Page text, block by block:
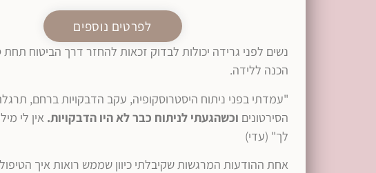
לפרטים נוספים
נשים לפני גרידה יכולות לבדוק זכאות להחזר דרך הביטוח
הכנה ללידה.
"עמדתי בפני ניתוח היסטרוסקופיה, עקב הדבקויות ברחם,
הסירטונים וכשהגעתי לניתוח כבר לא היו הדבקויות. אין לי
לך" (עדי)
אחת ההודעות המרגשות שקיבלתי כיוון שממש רואות איך